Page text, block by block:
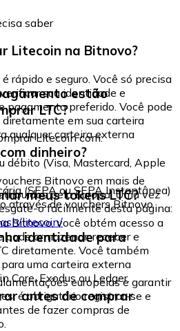
saber
Litecoin na Bitnovo?
rápido e seguro. Você só precisa
sua identidade e
pagamento preferido. Você pode
em sua carteira
qualquer carteira externa
estão
LTC?
Litecoin com:
débito (Visa, Mastercard, Apple
(SEPA ou SEPA Instantânea)
através de vouchers Bitnovo
dinheiro?
Bitnovo em mais de
pela Europa. Uma vez
o facilmente desta página:
litecoin/
meus tokens LTC?
Bitnovo, você obtém acesso a
pode armazenar, receber e
diretamente. Você também
uma carteira externa
Core, Exodus ou Ledger.
identidade para
europeias e garantir
é obrigatório registrar-se e
de fazer compras de
antes de comprar